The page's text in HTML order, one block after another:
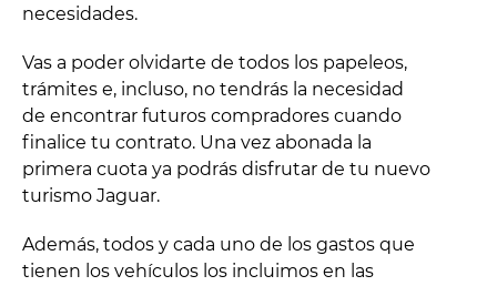
necesidades.
Vas a poder olvidarte de todos los papeleos,
trámites e, incluso, no tendrás la necesidad
de encontrar futuros compradores cuando
finalice tu contrato. Una vez abonada la
primera cuota ya podrás disfrutar de tu nuevo
turismo Jaguar.
Además, todos y cada uno de los gastos que
tienen los vehículos los incluimos en las